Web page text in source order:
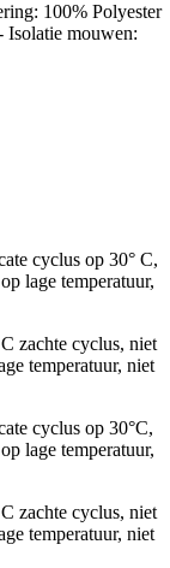
100% Polyester
Isolatie mouwen:
cyclus op 30° C,
lage temperatuur,
zachte cyclus, niet
temperatuur, niet
cyclus op 30°C,
lage temperatuur,
zachte cyclus, niet
temperatuur, niet